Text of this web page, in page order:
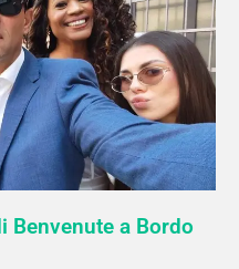
Benvenute a Bordo